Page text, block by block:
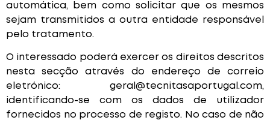
automática, bem como solicitar que os mesmos
sejam transmitidos a outra entidade responsável
pelo tratamento.
O interessado poderá exercer os direitos descritos
nesta secção através do endereço de correio
eletrónico: geral@tecnitasaportugal.com,
identificando-se com os dados de utilizador
fornecidos no processo de registo. No caso de não